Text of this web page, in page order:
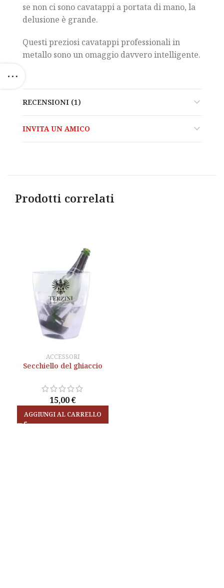
se non ci sono cavatappi a portata di mano, la
delusione è grande.
Questi preziosi cavatappi professionali in
metallo sono un omaggio davvero intelligente.
RECENSIONI (1)
INVITA UN AMICO
Prodotti correlati
Secchiello del ghiaccio
15,00€
ACCESSORI
Secchiello del ghiaccio
15,00€
AGGIUNGI AL CARRELLO